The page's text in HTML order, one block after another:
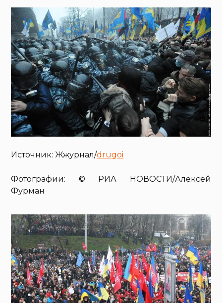
Источник: Жжурнал/drugoi
Фотографии: © РИА НОВОСТИ/Алексей
Фурман